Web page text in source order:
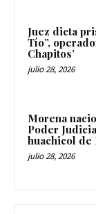
Juez dicta
Tío”,
Chapitos’
julio 28, 2026
Morena
Poder
huachicol de
julio 28, 2026